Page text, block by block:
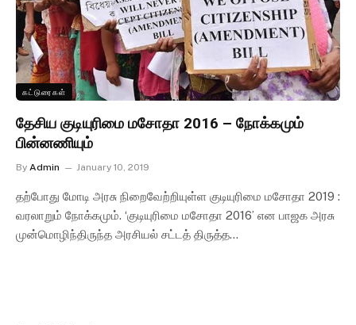
கட்டுரைகள்
தேசிய குடியுரிமை மசோதா 2016 – நோக்கமும்
பின்னணியும்
By Admin January 10, 2019
தற்போது மோடி அரசு நிறைவேற்றியுள்ள குடியுரிமை மசோதா 2019 :
வரலாறும் நோக்கமும். ‘குடியுரிமை மசோதா 2016’ என பாஜக அரசு
முன்மொழிந்திருந்த அரசியல் சட்டத் திருத்த…